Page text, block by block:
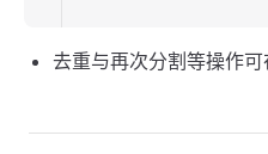
去重与再次分割等操作